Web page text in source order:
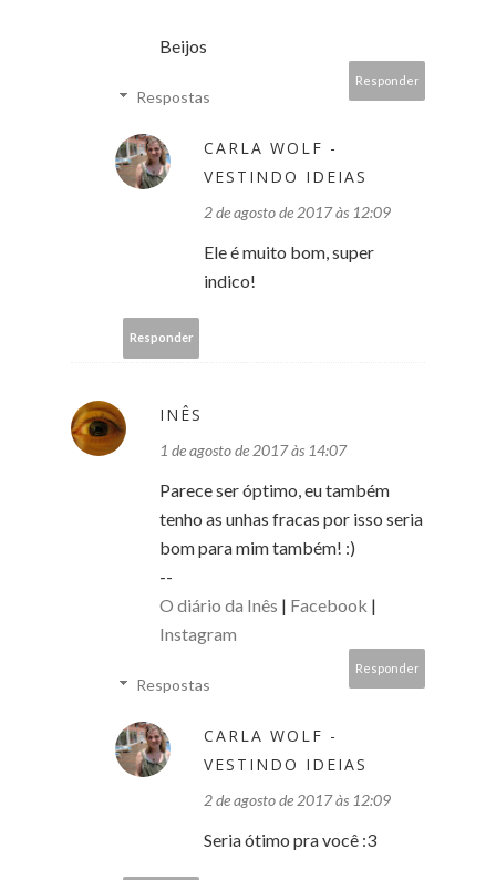
Beijos
Responder
Respostas
CARLA WOLF -
VESTINDO IDEIAS
2 de agosto de 2017 às 12:09
Ele é muito bom, super
indico!
Responder
INÊS
1 de agosto de 2017 às 14:07
Parece ser óptimo, eu também
tenho as unhas fracas por isso seria
bom para mim também! :)
--
O diário da Inês | Facebook |
Instagram
Responder
Respostas
CARLA WOLF -
VESTINDO IDEIAS
2 de agosto de 2017 às 12:09
Seria ótimo pra você :3